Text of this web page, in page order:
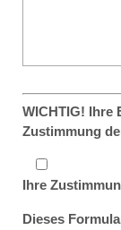
WICHTIG! Ihre
Zustimmung
Ihre
Dieses